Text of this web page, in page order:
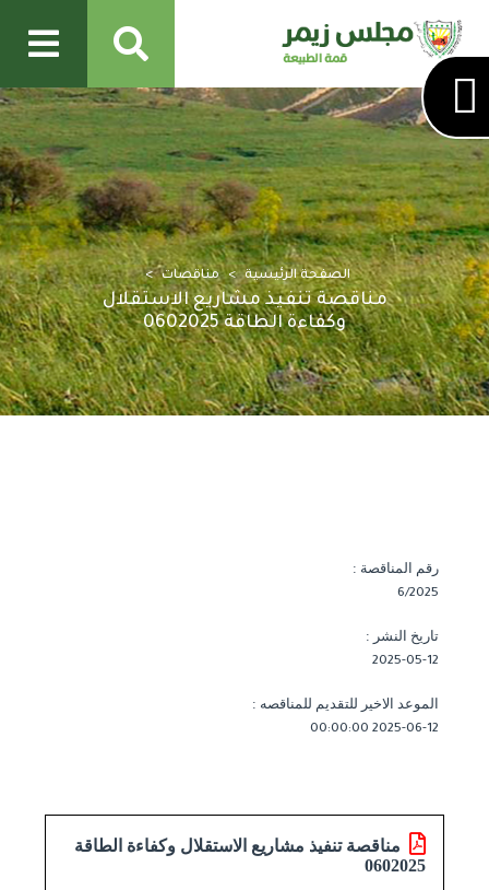
الصفحة الرئيسية مناقصات
مناقصة تنفيذ مشاريع الاستقلال
وكفاءة الطاقة 0602025
رقم المناقصة :
6/2025
تاريخ النشر :
2025-05-12
الموعد الاخير للتقديم للمناقصه :
2025-06-12 00:00:00
مناقصة تنفيذ مشاريع الاستقلال وكفاءة الطاقة
0602025